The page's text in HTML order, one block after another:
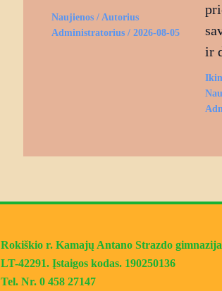
Naujienos / Autorius
Administratorius / 2026-08-05
ir
Rokiškio r. Kamajų Antano Strazdo
LT-42291. Įstaigos kodas. 190250136
Tel. Nr. 0 458 27147